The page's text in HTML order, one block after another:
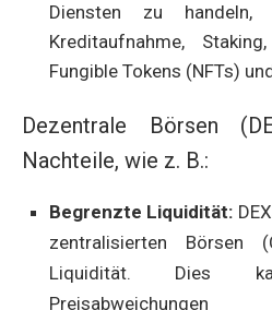
Diensten zu handeln,
Kreditaufnahme,
Fungible Tokens (NFTs)
Dezentrale Börsen
Nachteile, wie z. B.:
Begrenzte Liquidität:
zentralisierten Börsen
Liquidität. Dies